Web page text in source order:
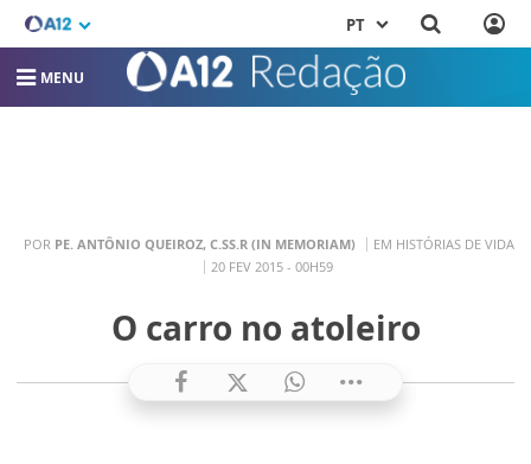
PT
MENU
POR PE. ANTÔNIO QUEIROZ, C.SS.R (IN MEMORIAM)
EM HISTÓRIAS DE VIDA
20 FEV 2015 - 00H59
O carro no atoleiro